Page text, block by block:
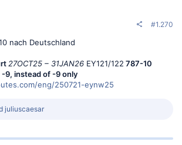
#1.270
nach Deutschland
27OCT25 – 31JAN26 EY121/122 787-10
9, instead of -9 only
eng/250721-eynw25
juliuscaesar